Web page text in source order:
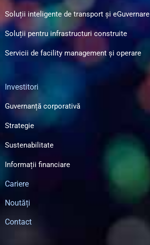
Soluții inteligente de transport și eGuvernare
Soluții pentru infrastructuri construite
Servicii de facility management și operare
Investitori
Guvernanță corporativă
Strategie
Sustenabilitate
Informații financiare
Cariere
Noutăți
Contact